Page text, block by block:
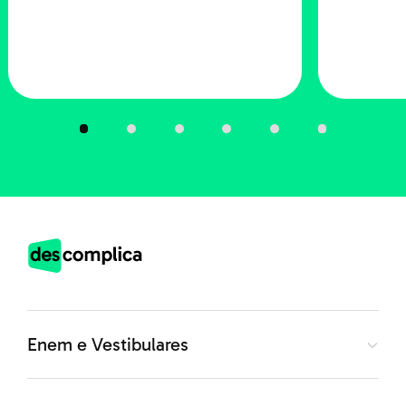
Se você gosta de História, de lidar com pessoas e
Além disso, o mercado tem oferecido mais
aqueles que investem em capacitação.
Enem e Vestibulares